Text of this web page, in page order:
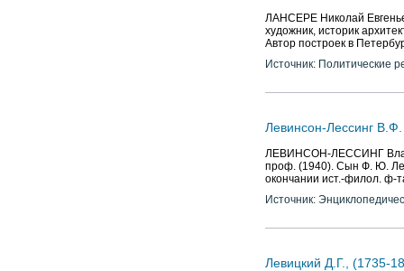
ЛАНСЕРЕ Николай
художник, историк
Автор построек в
Источник: Политические
Левинсон-Лессинг
ЛЕВИНСОН-ЛЕССИНГ
проф. (1940). Сын Ф. Ю.
окончании ист.-филол. ф-
Источник:
Левицкий Д.Г., (1735-